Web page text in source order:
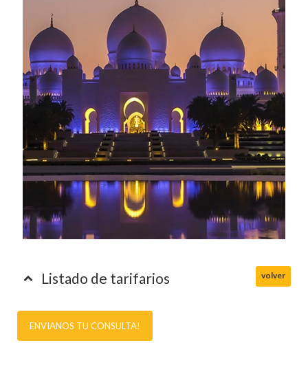
volver
Listado de tarifarios
DiesenHaus Unitours - Circuitos 2026/2027
EURORIENTE - 2026
EXOTIC - Catálogo Genérico - 2026/27
EXOTIC Tours & Travel 2026/27
MERIDIAN - Tarifario 2026
ENVIANOS TU CONSULTA!